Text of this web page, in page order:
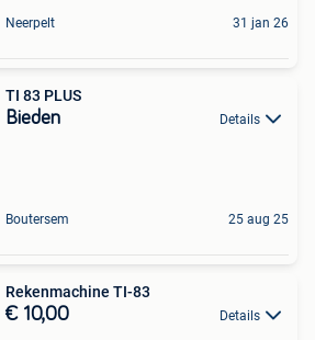
Neerpelt 31 jan 26
TI 83 PLUS
Bieden Details
Boutersem 25 aug 25
Rekenmachine TI-83
€ 10,00 Details